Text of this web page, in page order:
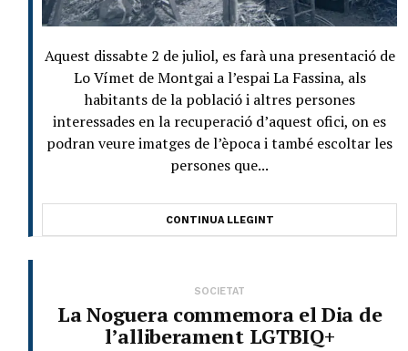
Aquest dissabte 2 de juliol, es farà una presentació de
Lo Vímet de Montgai a l’espai La Fassina, als
habitants de la població i altres persones
interessades en la recuperació d’aquest ofici, on es
podran veure imatges de l’època i també escoltar les
persones que...
CONTINUA LLEGINT
SOCIETAT
La Noguera commemora el Dia de
l’alliberament LGTBIQ+